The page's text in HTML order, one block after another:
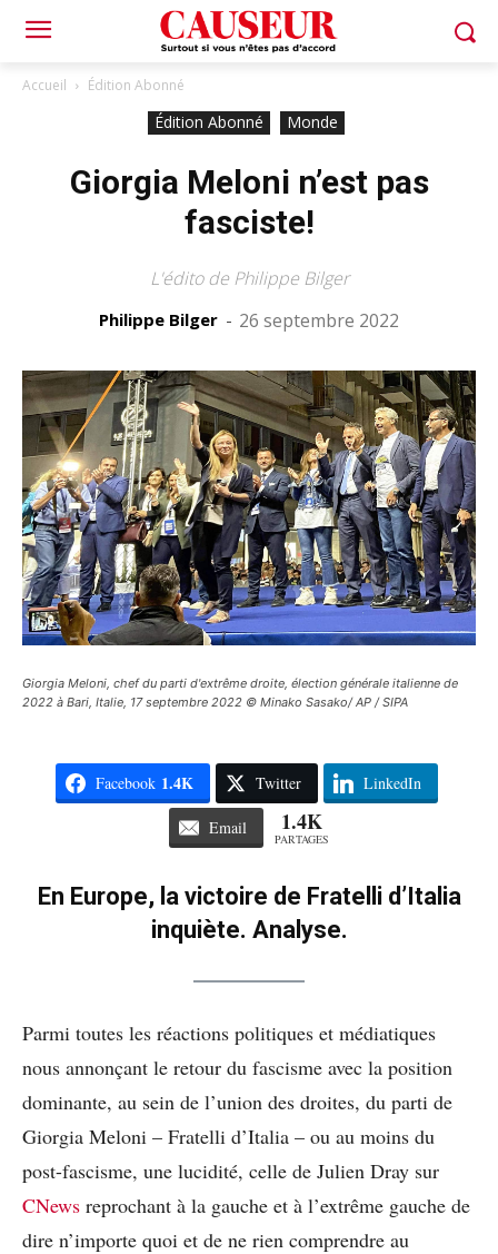
Accueil Édition Abonné
Édition Abonné Monde
Giorgia Meloni n’est pas
fasciste!
L'édito de Philippe Bilger
Philippe Bilger - 26 septembre 2022
Giorgia Meloni, chef du parti d'extrême droite, élection générale italienne de
2022 à Bari, Italie, 17 septembre 2022 © Minako Sasako/ AP / SIPA
Facebook 1.4K Twitter LinkedIn
Email 1.4K
PARTAGES
En Europe, la victoire de Fratelli d’Italia
inquiète. Analyse.
Parmi toutes les réactions politiques et médiatiques
nous annonçant le retour du fascisme avec la position
dominante, au sein de l’union des droites, du parti de
Giorgia Meloni – Fratelli d’Italia – ou au moins du
post-fascisme, une lucidité, celle de Julien Dray sur
CNews reprochant à la gauche et à l’extrême gauche de
dire n’importe quoi et de ne rien comprendre au